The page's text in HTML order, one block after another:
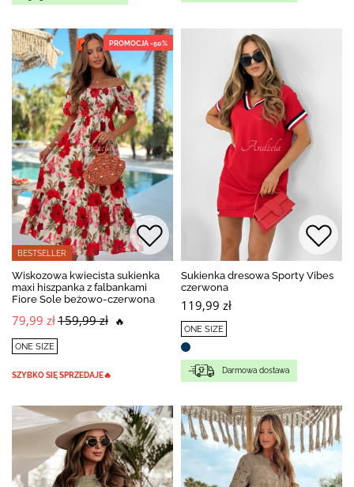
PROMOCJA -50%
BESTSELLER
Wiskozowa kwiecista sukienka
maxi hiszpanka z falbankami
Fiore Sole beżowo-czerwona
79,99 zł159,99 zł 🔥
ONE SIZE
SZYBKO SIĘ SPRZEDAJE🔥
Sukienka dresowa Sporty Vibes
czerwona
119,99 zł
ONE SIZE
Darmowa dostawa